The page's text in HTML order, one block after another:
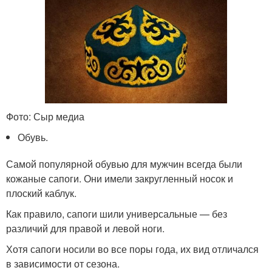
Фото: Сыр медиа
Обувь.
Самой популярной обувью для мужчин всегда были
кожаные сапоги. Они имели закругленный носок и
плоский каблук.
Как правило, сапоги шили универсальные — без
различий для правой и левой ноги.
Хотя сапоги носили во все поры года, их вид отличался
в зависимости от сезона.